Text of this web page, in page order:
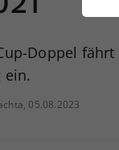
Doppel
ein.
05.08.2023